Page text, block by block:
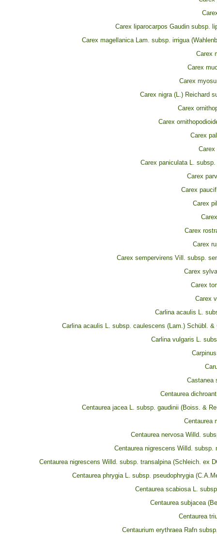
Carex liparocarpos Gaudin subsp.
Carex magellanica Lam. subsp. irrigua
Carex
Carex
Carex
Carex nigra (L.) Reichard
Carex
Carex
Carex
Carex
Carex paniculata L.
Carex
Carex
Carex
Carex
Carex
Carex sempervirens Vill. subsp.
Carex
Carex
Carex
Carlina acaulis L.
Carlina acaulis L. subsp. caulescens (Lam.) Schübl. &
Carlina vulgaris L.
Castanea
Centaurea
Centaurea jacea L. subsp. gaudinii (Boiss. &
Centaurea
Centaurea nervosa Willd.
Centaurea nigrescens Willd. subsp.
Centaurea nigrescens Willd. subsp. transalpina (Schleich. ex
Centaurea phrygia L. subsp. pseudophrygia
Centaurea scabiosa L.
Centaurea subjacea
Centaurea
Centaurium erythraea Rafn